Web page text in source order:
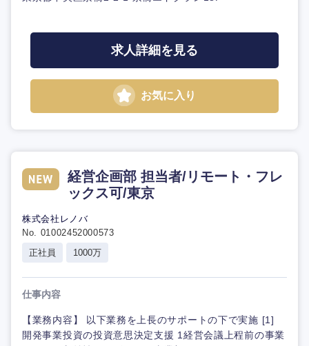
求人詳細を見る
お気に入り
経営企画部 担当者/リモート・フレ
ックス可/東京
株式会社レノバ
No. 01002452000573
正社員
1000万
仕事内容
【業務内容】 以下業務を上長のサポートの下で実施 [1]
開発事業投資の投資意思決定支援 1経営会議上程前の事業